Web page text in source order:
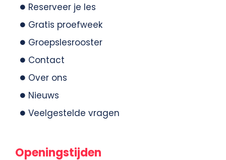
Reserveer je les
Gratis proefweek
Groepslesrooster
Contact
Over ons
Nieuws
Veelgestelde vragen
Openingstijden